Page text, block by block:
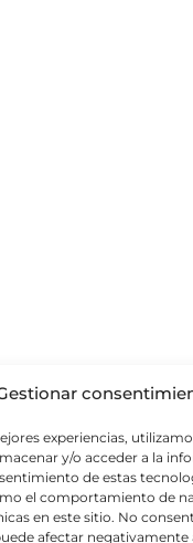
experiencias,
y/o acceder a la
de estas
el comportamiento de
en este sitio. No
afectar negativamente